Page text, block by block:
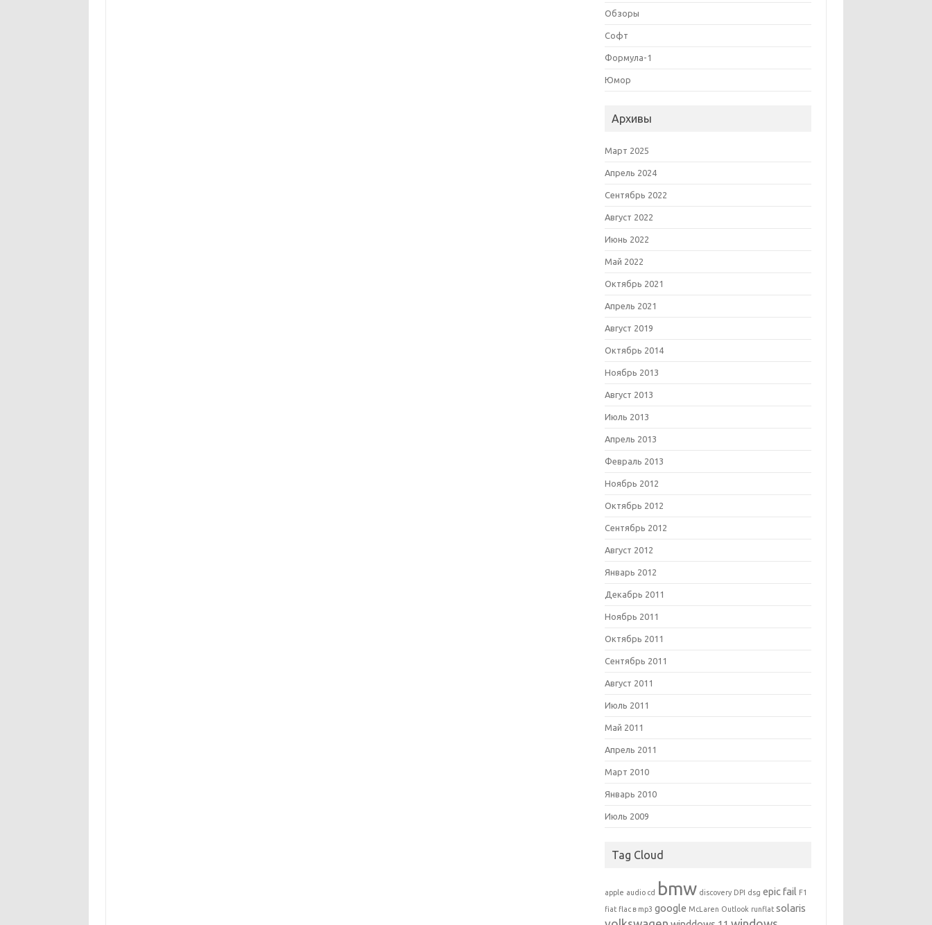
Обзоры
Софт
Формула-1
Юмор
Архивы
Март 2025
Апрель 2024
Сентябрь 2022
Август 2022
Июнь 2022
Май 2022
Октябрь 2021
Апрель 2021
Август 2019
Октябрь 2014
Ноябрь 2013
Август 2013
Июль 2013
Апрель 2013
Февраль 2013
Ноябрь 2012
Октябрь 2012
Сентябрь 2012
Август 2012
Январь 2012
Декабрь 2011
Ноябрь 2011
Октябрь 2011
Сентябрь 2011
Август 2011
Июль 2011
Май 2011
Апрель 2011
Март 2010
Январь 2010
Июль 2009
Tag Cloud
apple audio cd bmw discovery DPI dsg epic fail F1
fiat flac в mp3 google McLaren Outlook runflat solaris